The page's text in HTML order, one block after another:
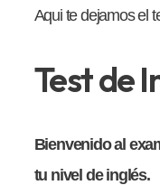
Aqui te dejamos el
Test de
Bienvenido al
tu nivel de inglés.